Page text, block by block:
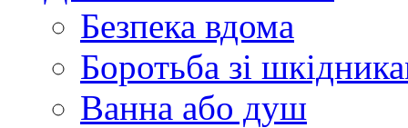
Безпека вдома
Боротьба зі
Ванна або душ